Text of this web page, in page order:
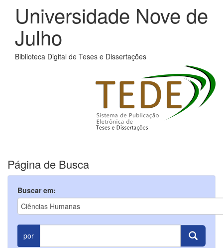
Universidade Nove de
Julho
Biblioteca Digital de Teses e Dissertações
Página de Busca
Buscar em:
por